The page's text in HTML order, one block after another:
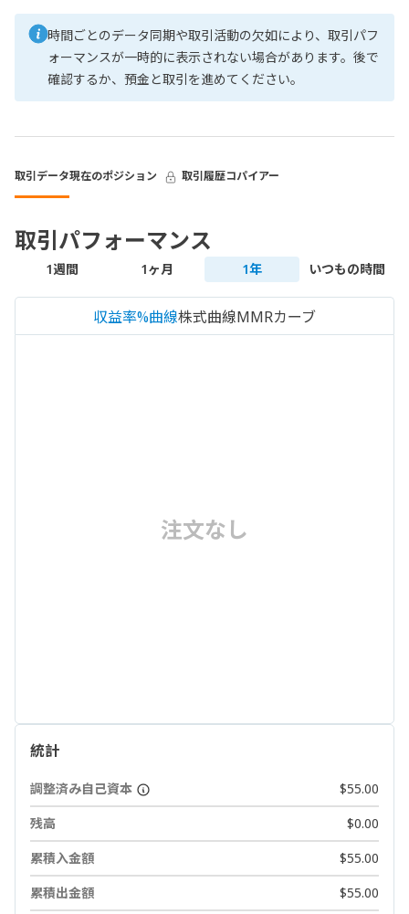
時間ごとのデータ同期や取引活動の欠如により、取引パフ
ォーマンスが一時的に表示されない場合があります。後で
確認するか、預金と取引を進めてください。
取引データ現在のポジション 取引履歴コパイアー
取引パフォーマンス
1週間 1ヶ月 1年 いつもの時間
収益率%曲線株式曲線MMRカーブ
注文なし
統計
調整済み自己資本
$55.00
残高
$0.00
累積入金額
$55.00
累積出金額
$55.00